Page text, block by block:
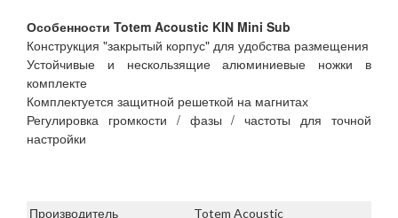
Особенности Totem Acoustic KIN Mini Sub
Конструкция "закрытый корпус" для удобства размещения
Устойчивые и нескользящие алюминиевые ножки в
комплекте
Комплектуется защитной решеткой на магнитах
Регулировка громкости / фазы / частоты для точной
настройки
Производитель
Totem Acoustic